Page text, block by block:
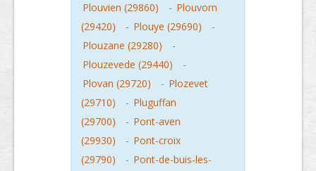
Plouvien (29860)
- Plouvorn
(29420)
- Plouye (29690)
-
Plouzane (29280)
-
Plouzevede (29440)
-
Plovan (29720)
- Plozevet
(29710)
- Pluguffan
(29700)
- Pont-aven
(29930)
- Pont-croix
(29790)
- Pont-de-buis-les-